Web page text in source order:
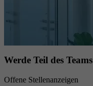
Werde Teil des Teams
Offene Stellenanzeigen